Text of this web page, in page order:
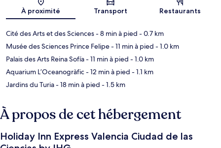
Carte
À proximité Transport Restaurants
Cité des Arts et des Sciences- 8 min à pied - 0.7 km
Musée des Sciences Prince Felipe- 11 min à pied - 1.0 km
Palais des Arts Reina Sofía- 11 min à pied - 1.0 km
Aquarium L’Oceanogràfic- 12 min à pied - 1.1 km
Jardins du Turia- 18 min à pied - 1.5 km
À propos de cet hébergement
Holiday Inn Express Valencia Ciudad de las